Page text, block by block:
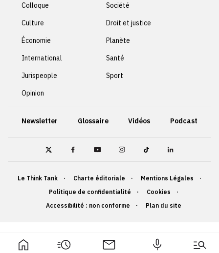
Colloque
Culture
Économie
International
Jurispeople
Opinion
Société
Droit et justice
Planète
Santé
Sport
Newsletter Glossaire Vidéos Podcast
Le Think Tank Charte éditoriale
Mentions Légales
Politique de confidentialité
Cookies
Accessibilité : non conforme
Plan du site